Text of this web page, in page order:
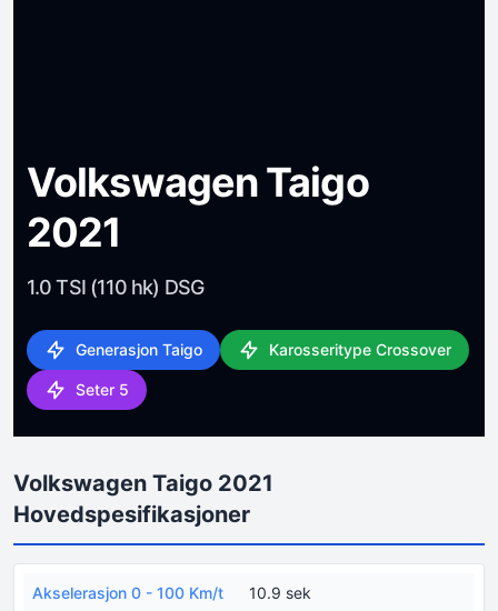
Volkswagen Taigo
2021
1.0 TSI (110 hk) DSG
Generasjon Taigo Karosseritype Crossover
Seter 5
Volkswagen Taigo 2021
Hovedspesifikasjoner
Akselerasjon 0 - 100 Km/t 10.9 sek